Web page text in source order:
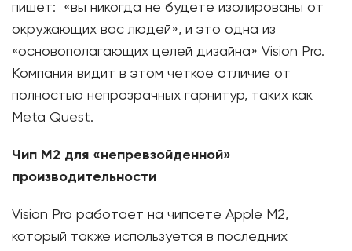
пишет: «вы никогда не будете изолированы от
окружающих вас людей», и это одна из
«основополагающих целей дизайна» Vision Pro.
Компания видит в этом четкое отличие от
полностью непрозрачных гарнитур, таких как
Meta Quest.
Чип M2 для «непревзойденной»
производительности
Vision Pro работает на чипсете Apple M2,
который также используется в последних